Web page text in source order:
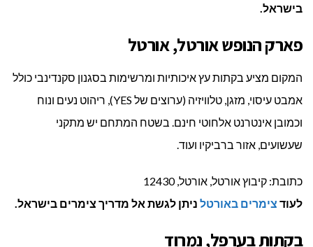
בישראל.
פארק הנופש אורטל, אורטל
המקום מציע בקתות עץ איכותיות ומרשימות בסגנון סקנדינבי כולל
אמבט עיסוי, מזגן, טלוויזיה (ערוצים של YES), ריהוט נעים ונוח
וכמובן אינטרנט אלחוטי חינם. בשטח המתחם יש מתקני
שעשועים, אזור ברביקיו ועוד.
כתובת: קיבוץ אורטל, אורטל, 12430
לעוד צימרים באורטל ניתן לגשת אל מדריך צימרים בישראל.
בקתות בערפל, נמרוד